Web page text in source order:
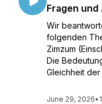
Fragen
Wir
folgenden
Zimzum
Die
Gleichheit der
June 29, 2026•